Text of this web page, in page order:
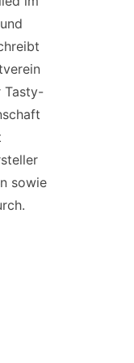
Tasty-
sowie